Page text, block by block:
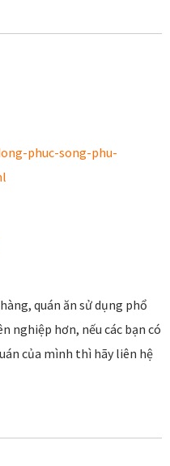
phuc-song-phu-
quán ăn sử dụng phổ
nghiệp hơn, nếu các bạn có
của mình thì hãy liên hệ